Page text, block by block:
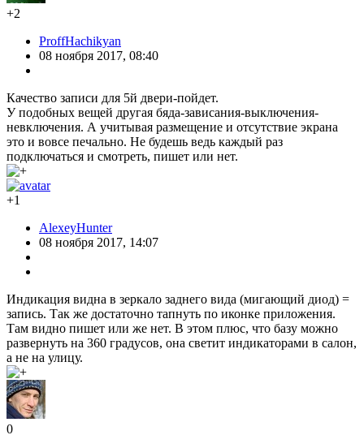
+2
ProffHachikyan
08 ноября 2017, 08:40
Качество записи для 5й двери-пойдет.
У подобных вещей другая бяда-зависания-выключения-
невключения. А учитывая размещение и отсутствие экрана
это и вовсе печально. Не будешь ведь каждый раз
подключаться и смотреть, пишет или нет.
+1
AlexeyHunter
08 ноября 2017, 14:07
Индикация видна в зеркало заднего вида (мигающий диод) =
запись. Так же достаточно тапнуть по иконке приложения.
Там видно пишет или же нет. В этом плюс, что базу можно
развернуть на 360 градусов, она светит индикаторами в салон,
а не на улицу.
0